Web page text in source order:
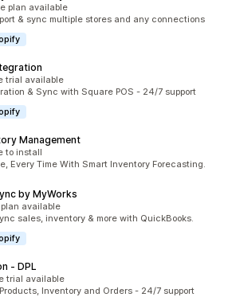
plan available
& sync multiple stores and any connections
trial available
& Sync with Square POS - 24/7 support
Management
to install
Every Time With Smart Inventory Forecasting.
by MyWorks
plan available
sales, inventory & more with QuickBooks.
‑ DPL
trial available
Inventory and Orders - 24/7 support